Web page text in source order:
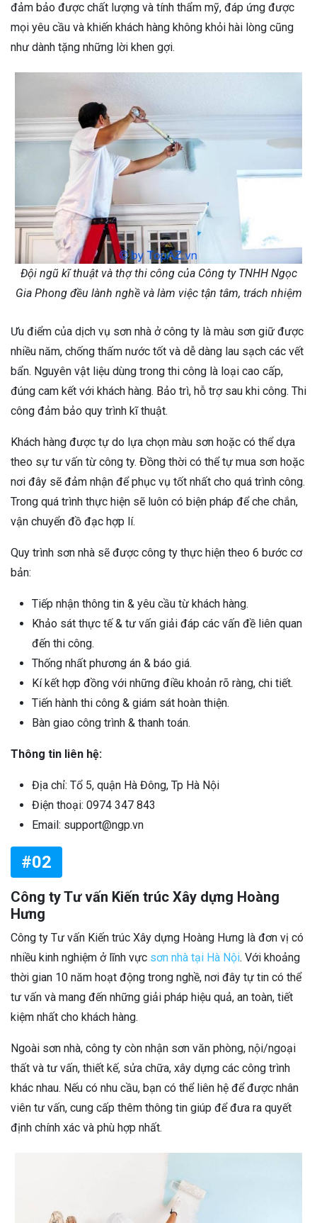
đảm bảo được chất lượng và tính thẩm mỹ, đáp ứng được
mọi yêu cầu và khiến khách hàng không khỏi hài lòng cũng
như dành tặng những lời khen gợi.
Đội ngũ kĩ thuật và thợ thi công của Công ty TNHH Ngọc
Gia Phong đều lành nghề và làm việc tận tâm, trách nhiệm
Ưu điểm của dịch vụ sơn nhà ở công ty là màu sơn giữ được
nhiều năm, chống thấm nước tốt và dễ dàng lau sạch các vết
bẩn. Nguyên vật liệu dùng trong thi công là loại cao cấp,
đúng cam kết với khách hàng. Bảo trì, hỗ trợ sau khi công. Thi
công đảm bảo quy trình kĩ thuật.
Khách hàng được tự do lựa chọn màu sơn hoặc có thể dựa
theo sự tư vấn từ công ty. Đồng thời có thể tự mua sơn hoặc
nơi đây sẽ đảm nhận để phục vụ tốt nhất cho quá trình công.
Trong quá trình thực hiện sẽ luôn có biện pháp để che chắn,
vận chuyển đồ đạc hợp lí.
Quy trình sơn nhà sẽ được công ty thực hiện theo 6 bước cơ
bản:
Tiếp nhận thông tin & yêu cầu từ khách hàng.
Khảo sát thực tế & tư vấn giải đáp các vấn đề liên quan
đến thi công.
Thống nhất phương án & báo giá.
Kí kết hợp đồng với những điều khoản rõ ràng, chi tiết.
Tiến hành thi công & giám sát hoàn thiện.
Bàn giao công trình & thanh toán.
Thông tin liên hệ:
Địa chỉ: Tổ 5, quận Hà Đông, Tp Hà Nội
Điện thoại: 0974 347 843
Email: support@ngp.vn
#02
Công ty Tư vấn Kiến trúc Xây dựng Hoàng
Hưng
Công ty Tư vấn Kiến trúc Xây dựng Hoàng Hưng là đơn vị có
nhiều kinh nghiệm ở lĩnh vực sơn nhà tại Hà Nội. Với khoảng
thời gian 10 năm hoạt động trong nghề, nơi đây tự tin có thể
tư vấn và mang đến những giải pháp hiệu quả, an toàn, tiết
kiệm nhất cho khách hàng.
Ngoài sơn nhà, công ty còn nhận sơn văn phòng, nội/ngoại
thất và tư vấn, thiết kế, sửa chữa, xây dựng các công trình
khác nhau. Nếu có nhu cầu, bạn có thể liên hệ để được nhân
viên tư vấn, cung cấp thêm thông tin giúp để đưa ra quyết
định chính xác và phù hợp nhất.